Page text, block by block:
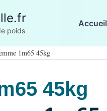
poids
Accueil
1m65 45kg
45kg